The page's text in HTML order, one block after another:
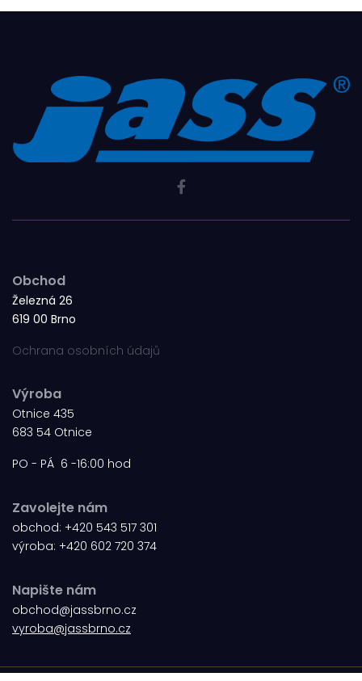
Obchod
Železná 26
619 00 Brno
Ochrana osobních údajů
Výroba
Otnice 435
683 54 Otnice
PO - PÁ 6 -16:00 hod
Zavolejte nám
obchod: +420 543 517 301
výroba: +420 602 720 374
Napište nám
obchod@jassbrno.cz
vyroba@jassbrno.cz